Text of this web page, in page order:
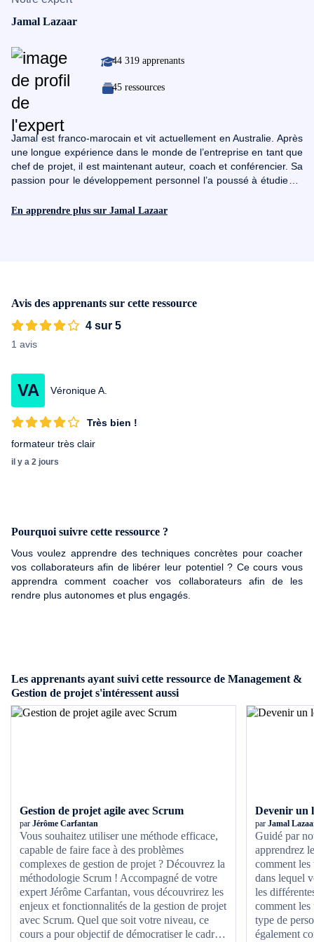
Jamal Lazaar
44 319 apprenants
45 ressources
Jamal est franco-marocain et vit actuellement en Australie. Après
une longue expérience dans le monde de l’entreprise en tant que
chef de projet, il est maintenant auteur, coach et conférencier. Sa
passion pour le développement personnel l’a poussé à étudier la
Aujourd’hui, il est coach certifié en PNL, en hypnose et Time Line
Jamal croit profondément que chacun de nous a un potentiel
extraordinaire inexploité. Tout le monde peut apprendre à libérer
ce potentiel et accomplir en quelques années plus qu’une
personne moyenne ne peut en toute une vie. Sa mission est
libérer leur réel potentiel. Il est très actif dans le milieu du
développement personnel et du coaching. Il apporte aussi son
soutien à différentes organisations à but non lucratif.
En apprendre plus sur Jamal Lazaar
Avis des apprenants sur cette ressource
4 sur 5
1 avis
VA Véronique A.
Très bien !
formateur très clair
il y a 2 jours
Pourquoi suivre cette ressource ?
Vous voulez apprendre des techniques concrètes pour coacher
vos collaborateurs afin de libérer leur potentiel ? Ce cours vous
apprendra comment coacher vos collaborateurs afin de les
rendre plus autonomes et plus engagés.
Les apprenants ayant suivi cette ressource de Management &
Gestion de projet s'intéressent aussi
Gestion de projet agile avec Scrum
par Jérôme Carfantan
Vous souhaitez utiliser une méthode efficace,
capable de faire face à des problèmes
complexes de gestion de projet ? Découvrez la
méthodologie Scrum ! Accompagné de votre
expert Jérôme Carfantan, vous découvrirez les
enjeux et fonctionnalités de la gestion de projet
avec Scrum. Quel que soit votre niveau, ce
cours a pour objectif de démocratiser le cadre
Devenir un
par Jamal
Guidé par
apprendrez
comment
dans lequel
les
comment
type de
également